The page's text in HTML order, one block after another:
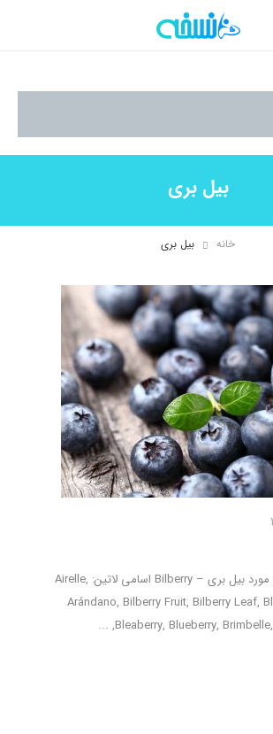
بیل بری
خانه بیل بری
اطلاعات کلی در مورد بیل بری – Bilberry اسامی لاتین: Airelle,
Arándano, Bilberry Fruit, Bilberry Leaf,
Bleaberry, Blueberry, Brimbelle,